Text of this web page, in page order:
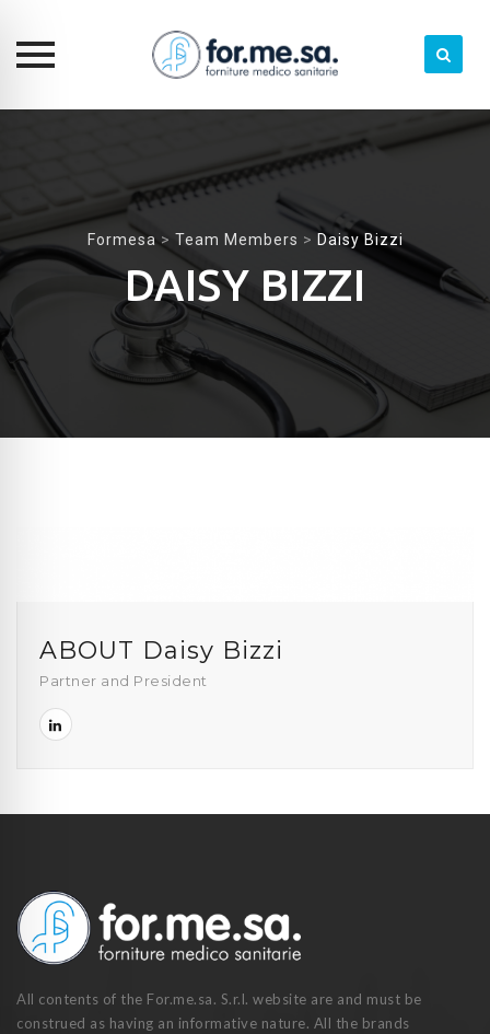
Formesa > Team Members > Daisy Bizzi
DAISY BIZZI
ABOUT Daisy Bizzi
Partner and President
All contents of the For.me.sa. S.r.l. website are and must be
construed as having an informative nature. All the brands